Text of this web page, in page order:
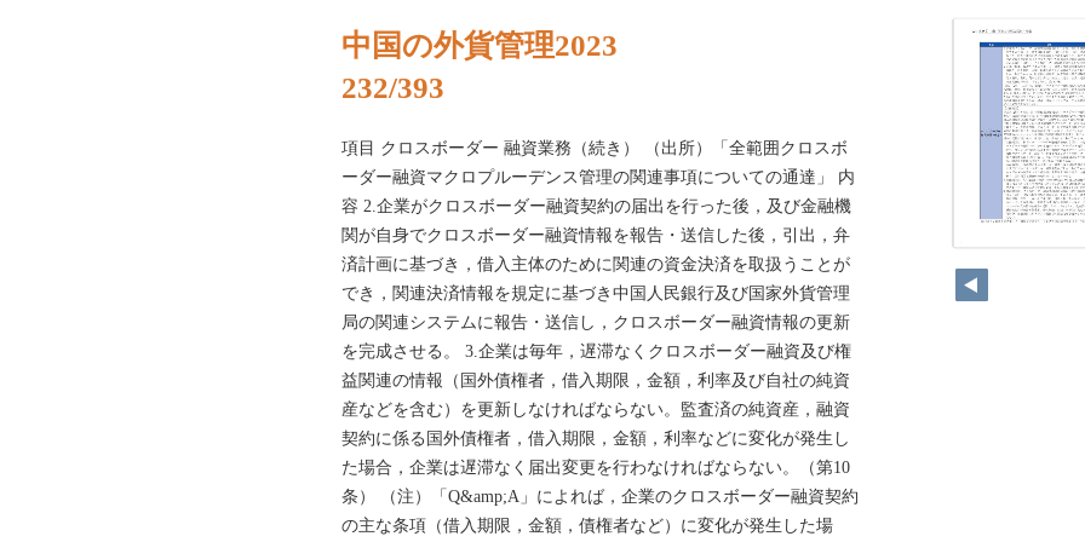
中国の外貨管理2023
232/393
項目 クロスボーダー 融資業務（続き） （出所）「全範囲クロスボ
ーダー融資マクロプルーデンス管理の関連事項についての通達」 内
容 2.企業がクロスボーダー融資契約の届出を行った後，及び金融機
関が自身でクロスボーダー融資情報を報告・送信した後，引出，弁
済計画に基づき，借入主体のために関連の資金決済を取扱うことが
でき，関連決済情報を規定に基づき中国人民銀行及び国家外貨管理
局の関連システムに報告・送信し，クロスボーダー融資情報の更新
を完成させる。 3.企業は毎年，遅滞なくクロスボーダー融資及び権
益関連の情報（国外債権者，借入期限，金額，利率及び自社の純資
産などを含む）を更新しなければならない。監査済の純資産，融資
契約に係る国外債権者，借入期限，金額，利率などに変化が発生し
た場合，企業は遅滞なく届出変更を行わなければならない。（第10
条） （注）「Q&amp;A」によれば，企業のクロスボーダー融資契約
の主な条項（借入期限，金額，債権者など）に変化が発生した場